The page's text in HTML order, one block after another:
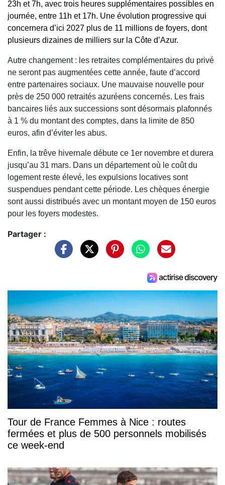
23h et 7h, avec trois heures supplémentaires possibles en
journée, entre 11h et 17h. Une évolution progressive qui
concernera d’ici 2027 plus de 11 millions de foyers, dont
plusieurs dizaines de milliers sur la Côte d’Azur.
Autre changement : les retraites complémentaires du privé
ne seront pas augmentées cette année, faute d’accord
entre partenaires sociaux. Une mauvaise nouvelle pour
près de 250 000 retraités azuréens concernés. Les frais
bancaires liés aux successions sont désormais plafonnés
à 1 % du montant des comptes, dans la limite de 850
euros, afin d’éviter les abus.
Enfin, la trêve hivernale débute ce 1er novembre et durera
jusqu’au 31 mars. Dans un département où le coût du
logement reste élevé, les expulsions locatives sont
suspendues pendant cette période. Les chèques énergie
sont aussi distribués avec un montant moyen de 150 euros
pour les foyers modestes.
Partager :
Tour de France Femmes à Nice : routes
fermées et plus de 500 personnels mobilisés
ce week-end